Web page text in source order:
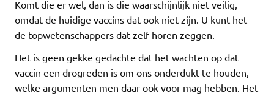
Komt die er wel, dan is die waarschijnlijk niet veilig,
omdat de huidige vaccins dat ook niet zijn. U kunt het
de topwetenschappers dat zelf horen zeggen.
Het is geen gekke gedachte dat het wachten op dat
vaccin een drogreden is om ons onderdukt te houden,
welke argumenten men daar ook voor mag hebben. Het